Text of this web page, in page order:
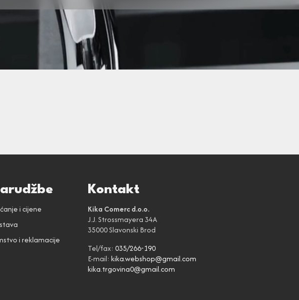
i cijene
i reklamacije
Kontakt
Kika Comerc d.o.o.
J.J. Strossmayera 34A
35000 Slavonski Brod
Tel/fax: 035/266-190
E-mail: kika.webshop@gmail.com
kika.trgovina0@gmail.com